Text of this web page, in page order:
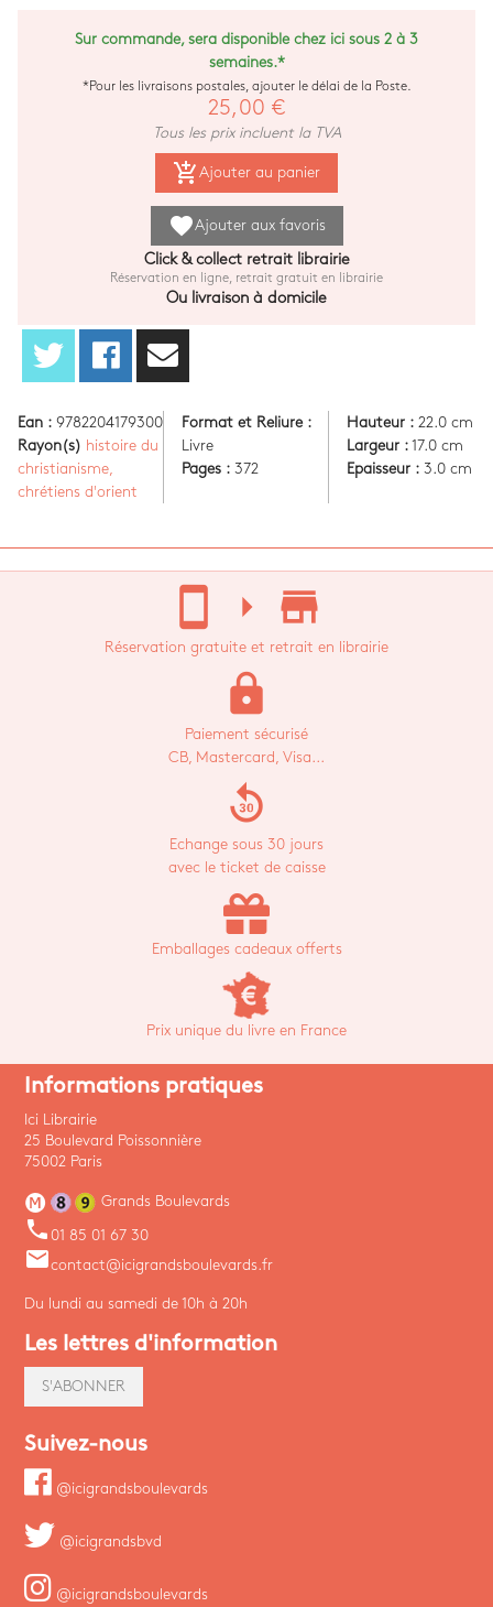
Sur commande, sera disponible chez ici sous 2 à 3
semaines.*
*Pour les livraisons postales, ajouter le délai de la Poste.
25,00 €
Tous les prix incluent la TVA
add_shopping_cart Ajouter au panier
favoriteAjouter aux favoris
Click & collect retrait librairie
Réservation en ligne, retrait gratuit en librairie
Ou livraison à domicile
Ean : 9782204179300
Rayon(s) histoire du
christianisme,
chrétiens d'orient
Format et Reliure :
Livre
Pages : 372
Hauteur :22.0 cm
Largeur :17.0 cm
Epaisseur :3.0 cm
stay_current_portrait arrow_right store_mall_directory
Réservation gratuite et retrait en librairie
lock
Paiement sécurisé
CB, Mastercard, Visa...
replay_30
Echange sous 30 jours
avec le ticket de caisse
Emballages cadeaux offerts
Prix unique du livre en France
Informations pratiques
Ici Librairie
25 Boulevard Poissonnière
75002 Paris
Grands Boulevards
phone 01 85 01 67 30
emailcontact@icigrandsboulevards.fr
Du lundi au samedi de 10h à 20h
Les lettres d'information
S'ABONNER
Suivez-nous
@icigrandsboulevards
@icigrandsbvd
@icigrandsboulevards